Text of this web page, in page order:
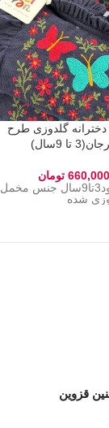
دخترانه گلدوزی طرح
تا 9سال)
660,000 تومان
مناسب حدود3تا9سال جنس مخمل
شده
قزوین